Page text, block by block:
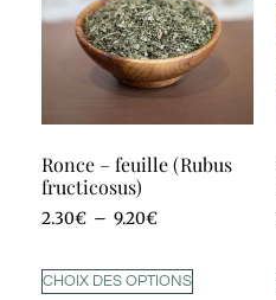
Ronce – feuille (Rubus
fructicosus)
2.30€ – 9.20€
CHOIX DES OPTIONS